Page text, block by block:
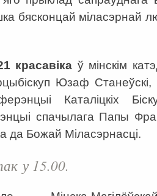
бясконцай міласэрнай
красавіка ў мінскім
Юзаф Станеўскі,
Каталіцкіх
спачылага Папы
да Божай Міласэрнасці.
у 15.00.